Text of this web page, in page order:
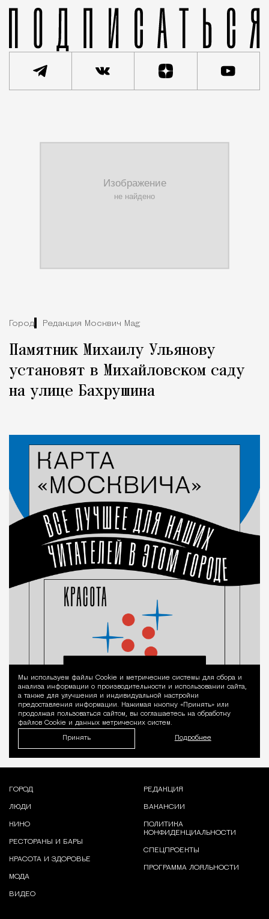
Город Редакция Москвич Mag
Памятник Михаилу Ульянову
установят в Михайловском саду
на улице Бахрушина
Уведомление
Мы используем файлы Сookie и метрические системы для сбора и
анализа информации о производительности и использовании сайта,
а также для улучшения и индивидуальной настройки
предоставления информации. Нажимая кнопку «Принять» или
продолжая пользоваться сайтом, вы соглашаетесь на обработку
файлов Cookie и данных метрических систем.
Принять Подробнее
ГОРОД
ЛЮДИ
КИНО
РЕСТОРАНЫ И БАРЫ
КРАСОТА И ЗДОРОВЬЕ
МОДА
ВИДЕО
РЕДАКЦИЯ
ВАКАНСИИ
ПОЛИТИКА
КОНФИДЕНЦИАЛЬНОСТИ
СПЕЦПРОЕКТЫ
ПРОГРАММА ЛОЯЛЬНОСТИ